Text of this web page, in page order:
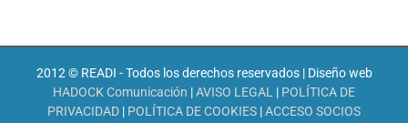
2012 © READI - Todos los derechos reservados | Diseño web
HADOCK Comunicación |AVISO LEGAL | POLÍTICA DE
PRIVACIDAD | POLÍTICA DE COOKIES |ACCESO SOCIOS